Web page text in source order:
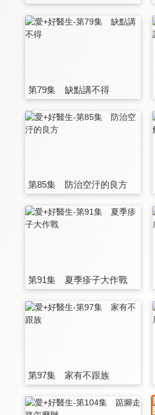
第79集 缺點講不得
第85集 防治空汙的良方
第91集 夏季疹子大作戰
第97集 家有不跟族